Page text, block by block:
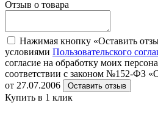
Отзыв о товара
Нажимая кнопку «Оставить
условиями Пользовательского
согласие на обработку моих
соответствии с законом №152-ФЗ
от 27.07.2006
Оставить отзыв
Купить в 1 клик